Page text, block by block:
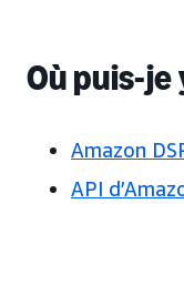
Où puis-
Amazon
API